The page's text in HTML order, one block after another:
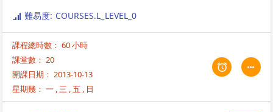
不同的Linux版本( RedHat, CentOS, Ubuntu, Debian, etc.)；因此，來自
加拿大的LPI(Linux Professional Institute) 國際認證，為IT業界公認及企
業選擇資訊人才依據的不二考量。然而，一個完整的 LPIC-1課程必須提供
以下內容的教育及訓練。 課程內容通用於各Linux版本: CentOS，
RedHat，Ubuntu，Debian 奇科電腦為國際考試中心 VUE指定考試中心，
原地上課原地考試。 奇科電腦(Geego Systems, Inc.)為LPI 台灣區指定教
育訓練伙伴(請選擇Taiwan進行搜尋)。 LPI 原廠指定教材：奇科電腦自行
難易度: COURSES.L_LEVEL_0
課程總時數： 60 小時
課堂數： 20
開課日期： 2013-10-13
星期幾： 一 ,三 ,五 , 日